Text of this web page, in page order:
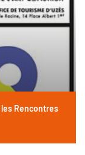
Rencontres